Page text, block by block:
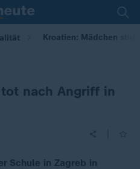
Kroatien: Mädchen
nach Angriff in
Schule in Zagreb in